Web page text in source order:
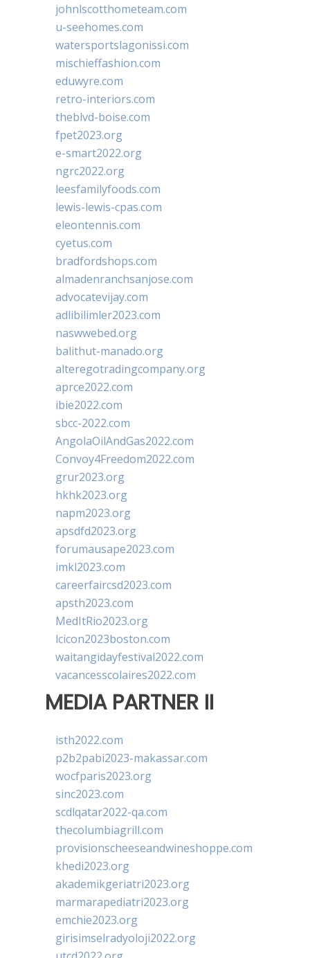
johnlscotthometeam.com
u-seehomes.com
watersportslagonissi.com
mischieffashion.com
eduwyre.com
retro-interiors.com
theblvd-boise.com
fpet2023.org
e-smart2022.org
ngrc2022.org
leesfamilyfoods.com
lewis-lewis-cpas.com
eleontennis.com
cyetus.com
bradfordshops.com
almadenranchsanjose.com
advocatevijay.com
adlibilimler2023.com
naswwebed.org
balithut-manado.org
alteregotradingcompany.org
aprce2022.com
ibie2022.com
sbcc-2022.com
AngolaOilAndGas2022.com
Convoy4Freedom2022.com
grur2023.org
hkhk2023.org
napm2023.org
apsdfd2023.org
forumausape2023.com
imkl2023.com
careerfaircsd2023.com
apsth2023.com
MedItRio2023.org
lcicon2023boston.com
waitangidayfestival2022.com
vacancesscolaires2022.com
MEDIA PARTNER II
isth2022.com
p2b2pabi2023-makassar.com
wocfparis2023.org
sinc2023.com
scdlqatar2022-qa.com
thecolumbiagrill.com
provisionscheeseandwineshoppe.com
khedi2023.org
akademikgeriatri2023.org
marmarapediatri2023.org
emchie2023.org
girisimselradyoloji2022.org